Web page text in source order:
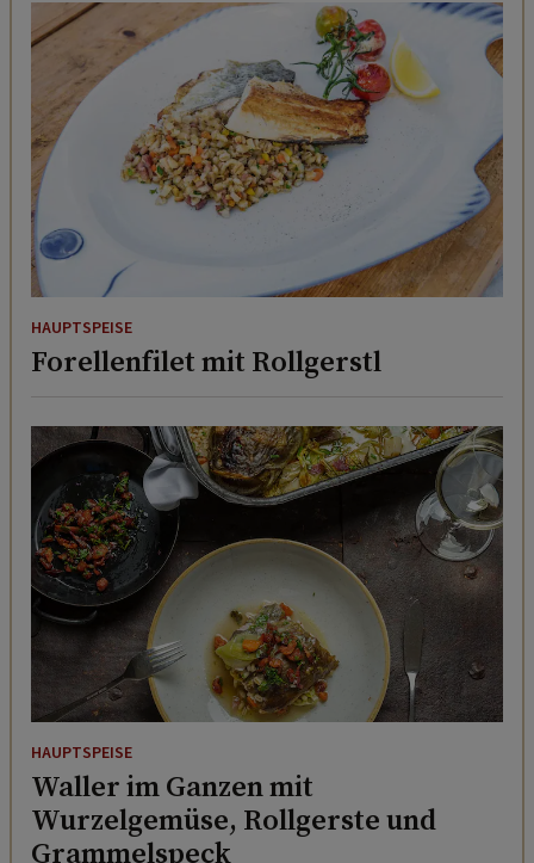
HAUPTSPEISE
Forellenfilet mit Rollgerstl
HAUPTSPEISE
Waller im Ganzen mit
Wurzelgemüse, Rollgerste und
Grammelspeck